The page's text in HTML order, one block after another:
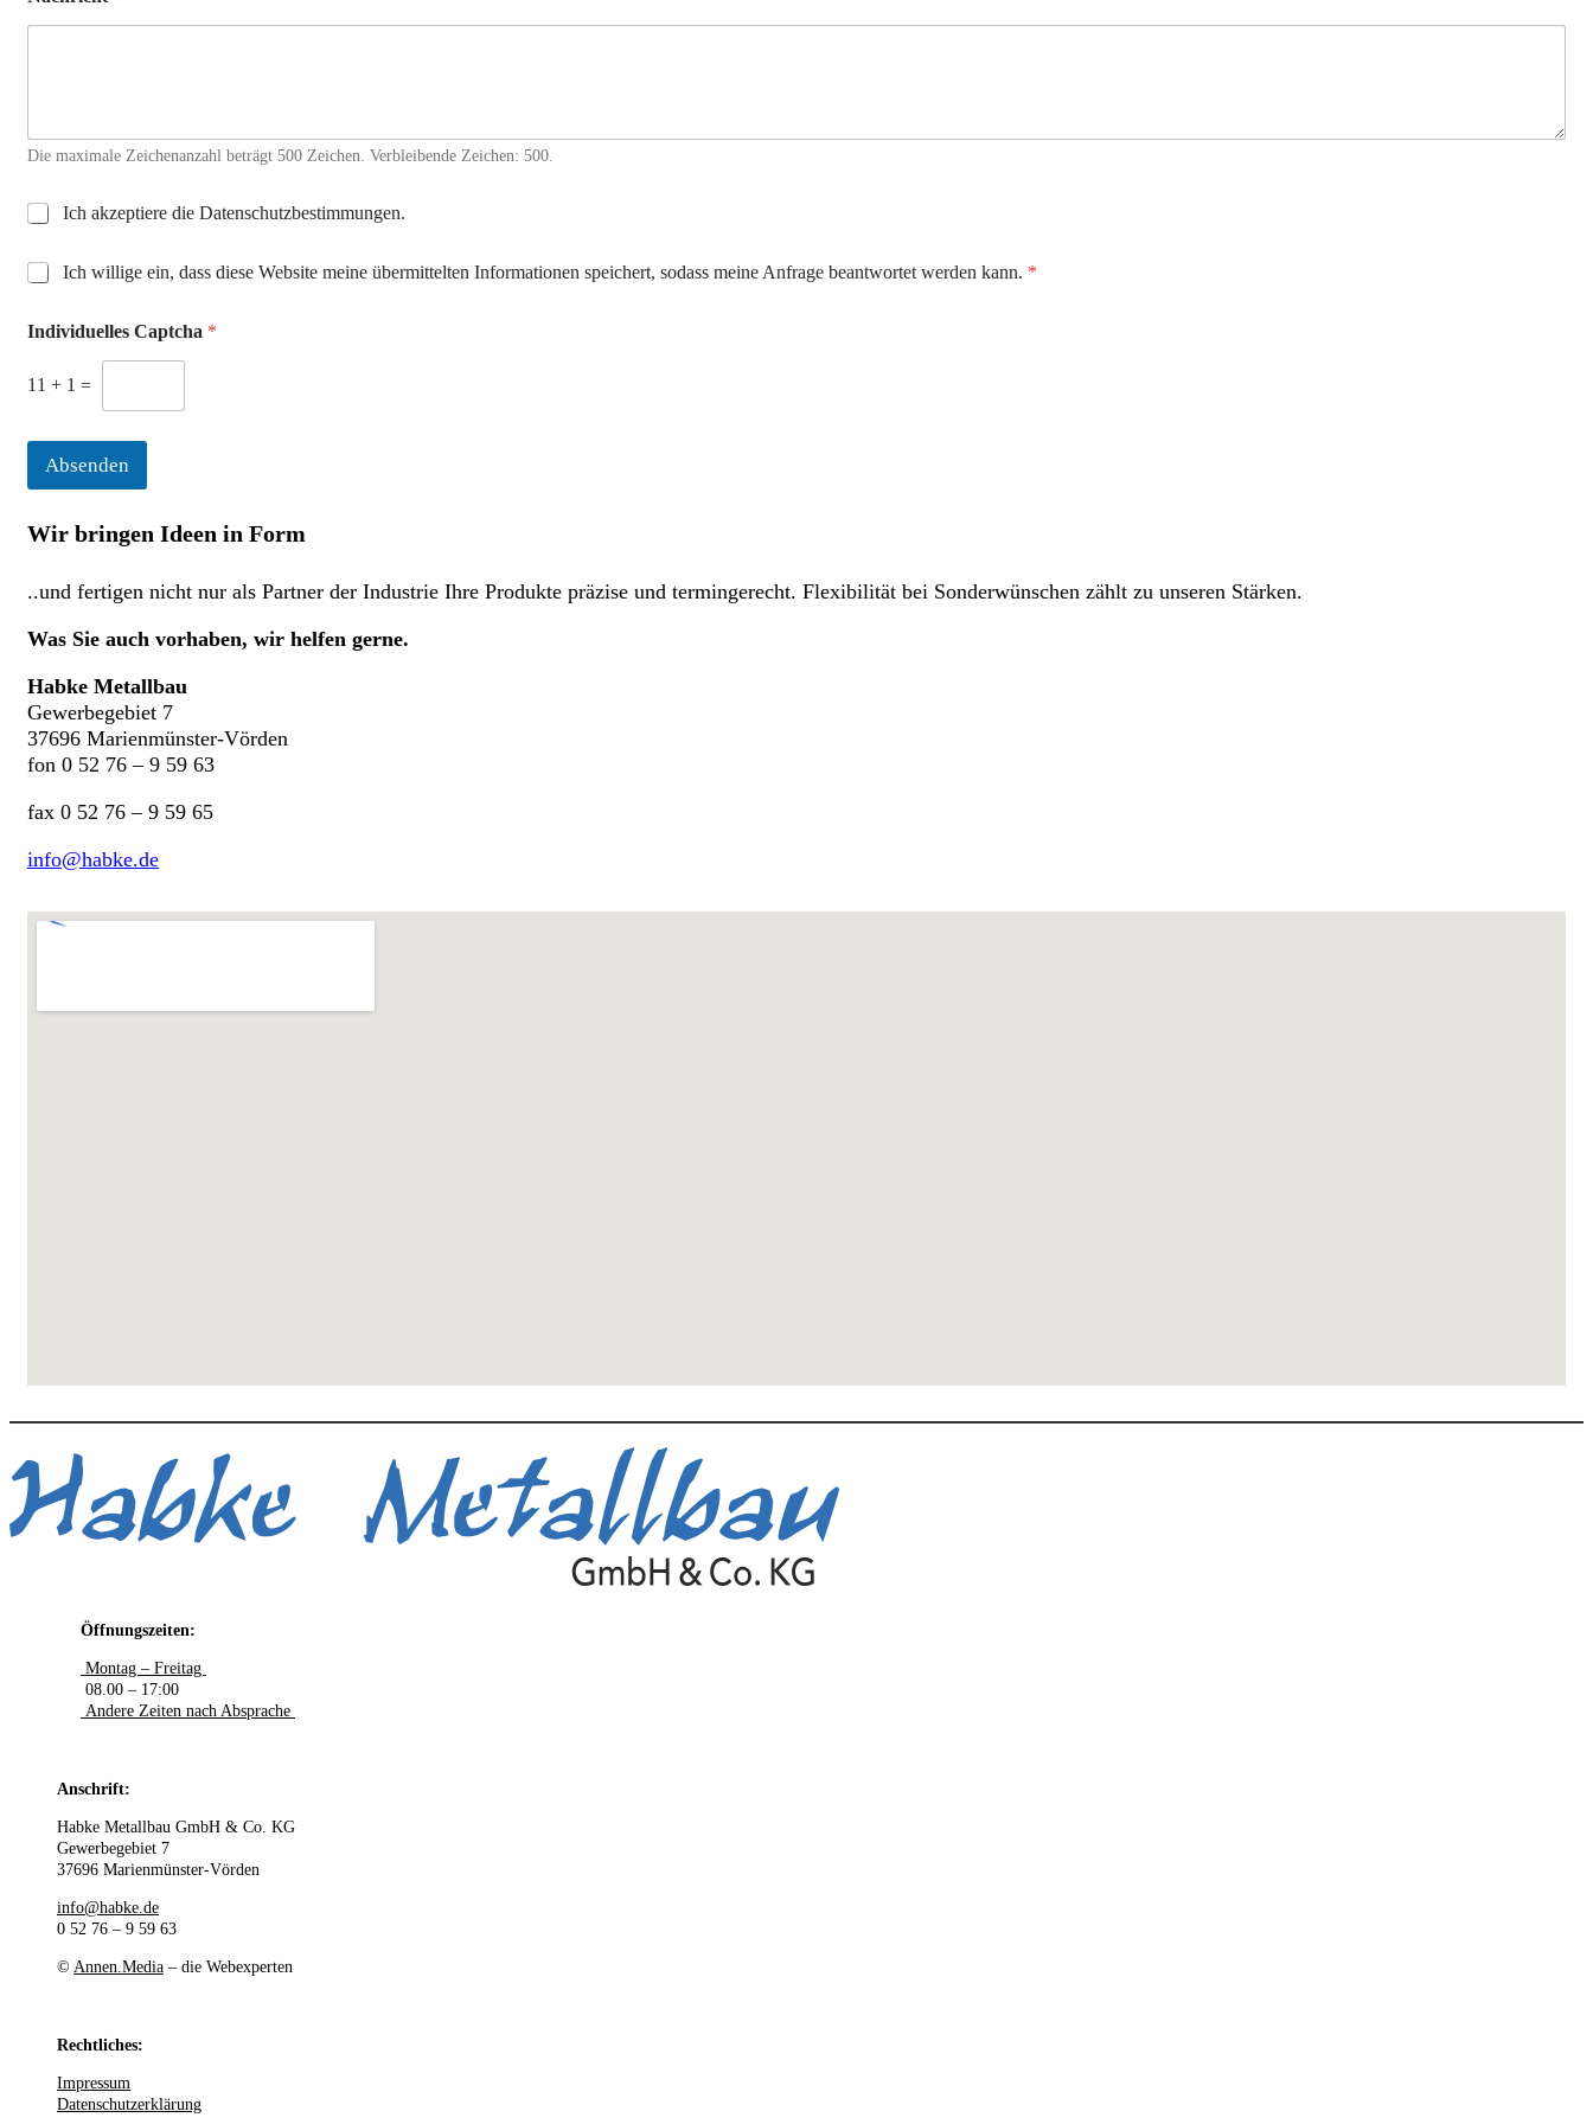
Die maximale Zeichenanzahl beträgt 500 Zeichen. Verbleibende Zeichen: 500.
N
m
e
n
i
v
d
e
l
D
e
s
u
z
e
i
r
n
*
Ich akzeptiere die Datenschutzbestimmungen.
D
V
-
e
s
d
i
s
*
Ich willige ein, dass diese Website meine übermittelten Informationen speichert, sodass meine Anfrage beantwortet werden kann. *
Individuelles Captcha *
11 + 1 =
Absenden
Wir bringen Ideen in Form
..und fertigen nicht nur als Partner der Industrie Ihre Produkte präzise und termingerecht. Flexibilität bei Sonderwünschen zählt zu unseren Stärken.
Was Sie auch vorhaben, wir helfen gerne.
Habke Metallbau
Gewerbegebiet 7
37696 Marienmünster-Vörden
fon 0 52 76 – 9 59 63
fax 0 52 76 – 9 59 65
info@habke.de
Öffnungszeiten:
Montag – Freitag
08.00 – 17:00
Andere Zeiten nach Absprache
Anschrift:
Habke Metallbau GmbH & Co. KG
Gewerbegebiet 7
37696 Marienmünster-Vörden
info@habke.de
0 52 76 – 9 59 63
© Annen.Media – die Webexperten
Rechtliches:
Impressum
Datenschutzerklärung